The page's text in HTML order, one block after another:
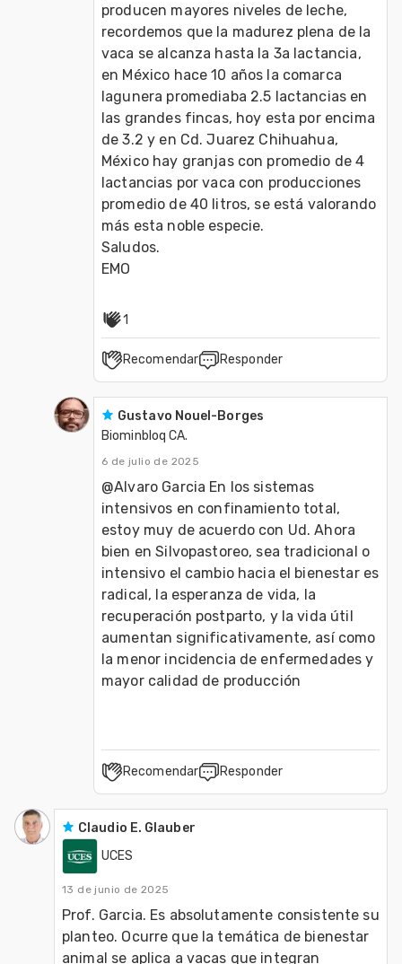
producen mayores niveles de leche,
recordemos que la madurez plena de la
vaca se alcanza hasta la 3a lactancia,
en México hace 10 años la comarca
lagunera promediaba 2.5 lactancias en
las grandes fincas, hoy esta por encima
de 3.2 y en Cd. Juarez Chihuahua,
México hay granjas con promedio de 4
lactancias por vaca con producciones
promedio de 40 litros, se está valorando
más esta noble especie.
Saludos.
EMO
1
Recomendar Responder
Gustavo Nouel-Borges
Biominbloq CA.
6 de julio de 2025
@Alvaro Garcia En los sistemas
intensivos en confinamiento total,
estoy muy de acuerdo con Ud. Ahora
bien en Silvopastoreo, sea tradicional o
intensivo el cambio hacia el bienestar es
radical, la esperanza de vida, la
recuperación postparto, y la vida útil
aumentan significativamente, así como
la menor incidencia de enfermedades y
mayor calidad de producción
Recomendar Responder
Claudio E. Glauber
UCES
13 de junio de 2025
Prof. Garcia. Es absolutamente consistente su
planteo. Ocurre que la temática de bienestar
animal se aplica a vacas que integran